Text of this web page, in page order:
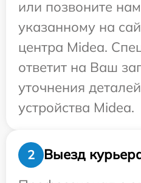
или позвоните
указанному на
центра Midea.
ответит на Ваш
уточнения
устройства Midea.
2
Выезд